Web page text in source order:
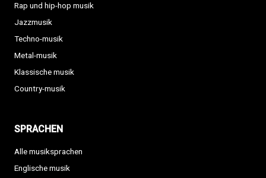
Rap und hip-hop musik
Jazzmusik
Techno-musik
Metal-musik
Klassische musik
Country-musik
SPRACHEN
Alle musiksprachen
Englische musik